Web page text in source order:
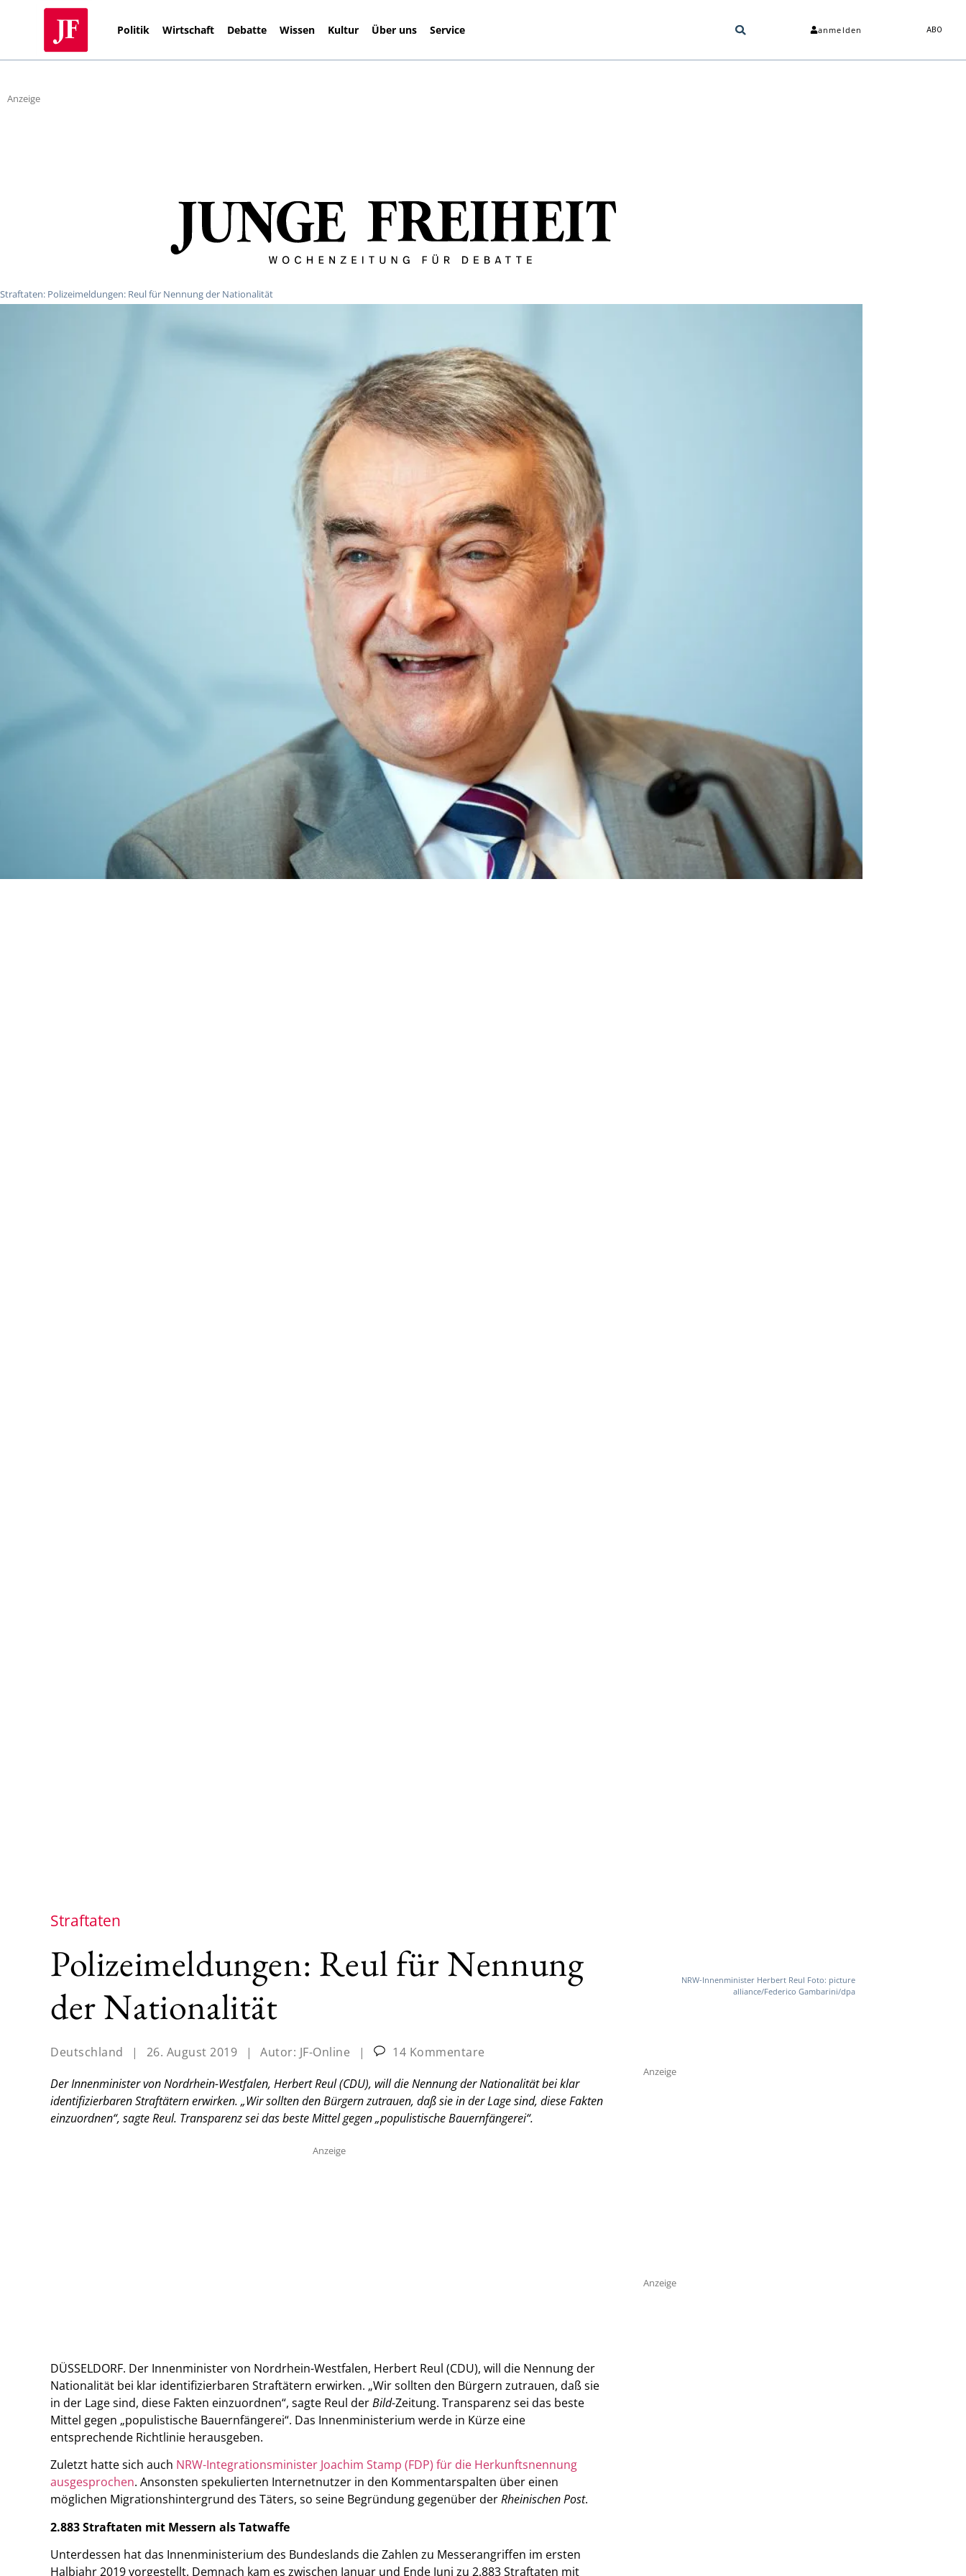
Politik Wirtschaft Debatte Wissen Kultur Über uns Service anmelden ABO
Anzeige
Straftaten: Polizeimeldungen: Reul für Nennung der Nationalität
Straftaten
Polizeimeldungen: Reul für Nennung
der Nationalität
Deutschland | 26. August 2019 | Autor: JF-Online |
14 Kommentare
Der Innenminister von Nordrhein-Westfalen, Herbert Reul (CDU), will die Nennung der Nationalität bei klar
identifizierbaren Straftätern erwirken. „Wir sollten den Bürgern zutrauen, daß sie in der Lage sind, diese Fakten
einzuordnen“, sagte Reul. Transparenz sei das beste Mittel gegen „populistische Bauernfängerei“.
Anzeige
DÜSSELDORF. Der Innenminister von Nordrhein-Westfalen, Herbert Reul (CDU), will die Nennung der
Nationalität bei klar identifizierbaren Straftätern erwirken. „Wir sollten den Bürgern zutrauen, daß sie
in der Lage sind, diese Fakten einzuordnen“, sagte Reul derBild-Zeitung. Transparenz sei das beste
Mittel gegen „populistische Bauernfängerei“. Das Innenministerium werde in Kürze eine
entsprechende Richtlinie herausgeben.
Zuletzt hatte sich auch NRW-Integrationsminister Joachim Stamp (FDP) für die Herkunftsnennung
ausgesprochen. Ansonsten spekulierten Internetnutzer in den Kommentarspalten über einen
möglichen Migrationshintergrund des Täters, so seine Begründung gegenüber derRheinischen Post.
2.883 Straftaten mit Messern als Tatwaffe
Unterdessen hat das Innenministerium des Bundeslands die Zahlen zu Messerangriffen im ersten
Halbjahr 2019 vorgestellt. Demnach kam es zwischen Januar und Ende Juni zu 2.883 Straftaten mit
NRW-Innenminister Herbert Reul Foto: picture
alliance/Federico Gambarini/dpa
Anzeige
Anzeige